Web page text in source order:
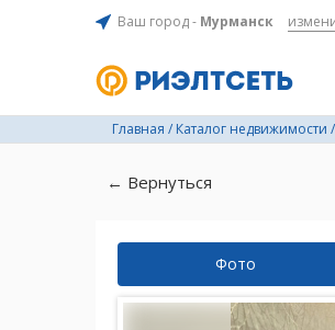
Ваш город - Мурманск
Главная / Каталог недвижимости /
← Вернуться
Фото